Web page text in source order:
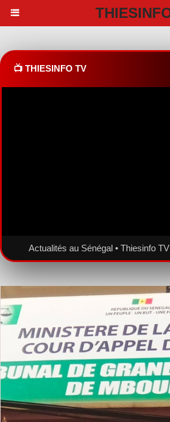
📺 THIESINFO TV
Actualités au Sénégal • Thiesinfo